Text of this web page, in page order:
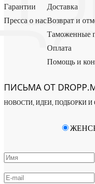
Гарантии
Пресса о нас
Доставка
Возврат и
Таможенные
Оплата
Помощь и
ПИСЬМА ОТ
НОВОСТИ, ИДЕИ, ПОДБОРКИ